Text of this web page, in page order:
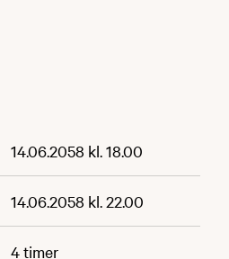
14.06.2058 kl. 18.00
14.06.2058 kl. 22.00
4 timer